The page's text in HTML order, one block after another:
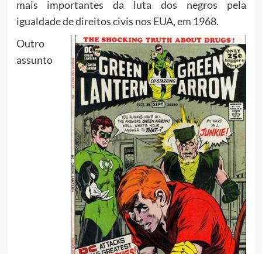
mais importantes da luta dos negros pela
igualdade de direitos civis nos EUA, em 1968.
Outro
assunto